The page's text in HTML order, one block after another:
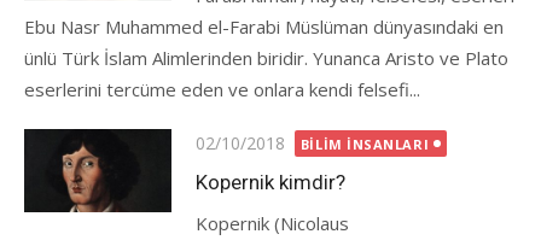
Ebu Nasr Muhammed el-Farabi Müslüman dünyasındaki en
ünlü Türk İslam Alimlerinden biridir. Yunanca Aristo ve Plato
eserlerini tercüme eden ve onlara kendi felsefi...
Posted
on
02/10/2018 BILIM İNSANLARI
Kopernik kimdir?
Kopernik (Nicolaus